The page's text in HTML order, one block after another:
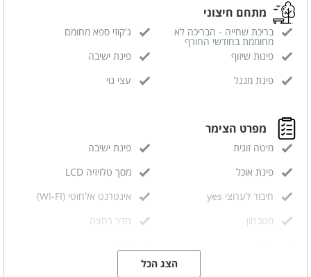
מתחם חיצוני
בריכת שחייה - הבריכה לא
מחוממת בחודשי החורף
ג'קוזי ספא מחומם
פינות שיזוף
פינת ישיבה
פינת מנגל
עצי נוי
מפרט הצימר
מיטה זוגית
פינת ישיבה
פינת אוכל
מסך טלויזיה LCD
חיבור לערוצי yes
אינטרנט אלחוטי (WI-FI)
מטבחון
חדר רחצה
הצג הכל